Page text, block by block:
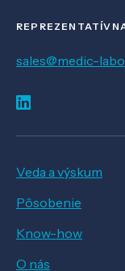
sales@medic-
Veda a výskum
Pôsobenie
Know-how
O nás